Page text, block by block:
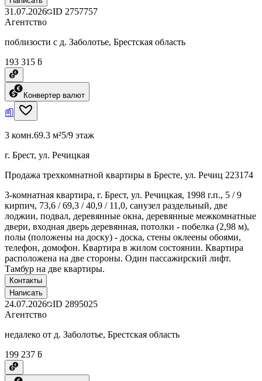
31.07.2026 ID 2757757
Агентство
поблизости с д. Заболотье, Брестская область
193 315 ƃ
Конвертер валют
3 комн.69.3 м²5/9 этаж
г. Брест, ул. Речицкая
Продажа трехкомнатной квартиры в Бресте, ул. Речиц 223174
3-комнатная квартира, г. Брест, ул. Речицкая, 1998 г.п., 5 / 9
кирпич, 73,6 / 69,3 / 40,9 / 11,0, санузел раздельный, две
лоджии, подвал, деревянные окна, деревянные межкомнатные
двери, входная дверь деревянная, потолки - побелка (2,98 м),
полы (положены на доску) - доска, стены оклеены обоями,
телефон, домофон. Квартира в жилом состоянии. Квартира
расположена на две стороны. Один пассажирский лифт.
Тамбур на две квартиры.
Контакты
Написать
24.07.2026 ID 2895025
Агентство
недалеко от д. Заболотье, Брестская область
199 237 ƃ